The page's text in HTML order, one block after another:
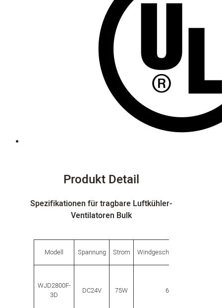
Produkt Detail
Spezifikationen für tragbare Luftkühler-
Ventilatoren Bulk
Modell Spannung Strom Windgeschwindigkeit
WJD2800F-
3D
DC24V 75W 6